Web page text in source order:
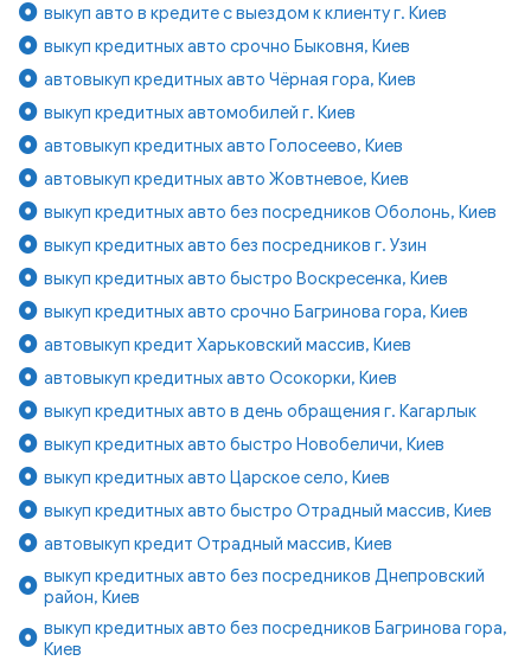
выкуп авто в кредите с выездом к клиенту г. Киев
выкуп кредитных авто срочно Быковня, Киев
автовыкуп кредитных авто Чёрная гора, Киев
выкуп кредитных автомобилей г. Киев
автовыкуп кредитных авто Голосеево, Киев
автовыкуп кредитных авто Жовтневое, Киев
выкуп кредитных авто без посредников Оболонь, Киев
выкуп кредитных авто без посредников г. Узин
выкуп кредитных авто быстро Воскресенка, Киев
выкуп кредитных авто срочно Багринова гора, Киев
автовыкуп кредит Харьковский массив, Киев
автовыкуп кредитных авто Осокорки, Киев
выкуп кредитных авто в день обращения г. Кагарлык
выкуп кредитных авто быстро Новобеличи, Киев
выкуп кредитных авто Царское село, Киев
выкуп кредитных авто быстро Отрадный массив, Киев
автовыкуп кредит Отрадный массив, Киев
выкуп кредитных авто без посредников Днепровский
район, Киев
выкуп кредитных авто без посредников Багринова гора,
Киев